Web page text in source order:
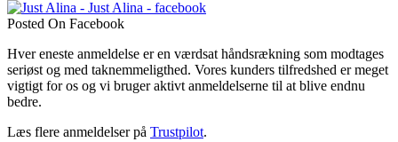
Posted On Facebook
Hver eneste anmeldelse er en værdsat håndsrækning som modtages
seriøst og med taknemmeligthed. Vores kunders tilfredshed er meget
vigtigt for os og vi bruger aktivt anmeldelserne til at blive endnu
bedre.
Læs flere anmeldelser på Trustpilot.